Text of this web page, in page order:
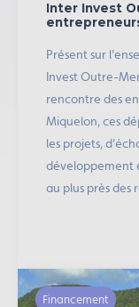
Inter Invest
Présent sur
Invest Outre-
rencontre des
Miquelon, ces
les projets,
développement
au plus près des
Financement